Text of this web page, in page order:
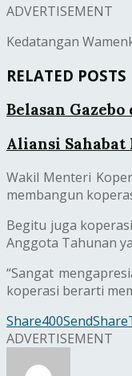
ADVERTISEMENT
Kedatangan
RELATED POSTS
Belasan
Aliansi Sahabat
Wakil Menteri
membangun
Begitu juga
Anggota Tahunan
“Sangat
koperasi berarti
Share400SendShare
ADVERTISEMENT